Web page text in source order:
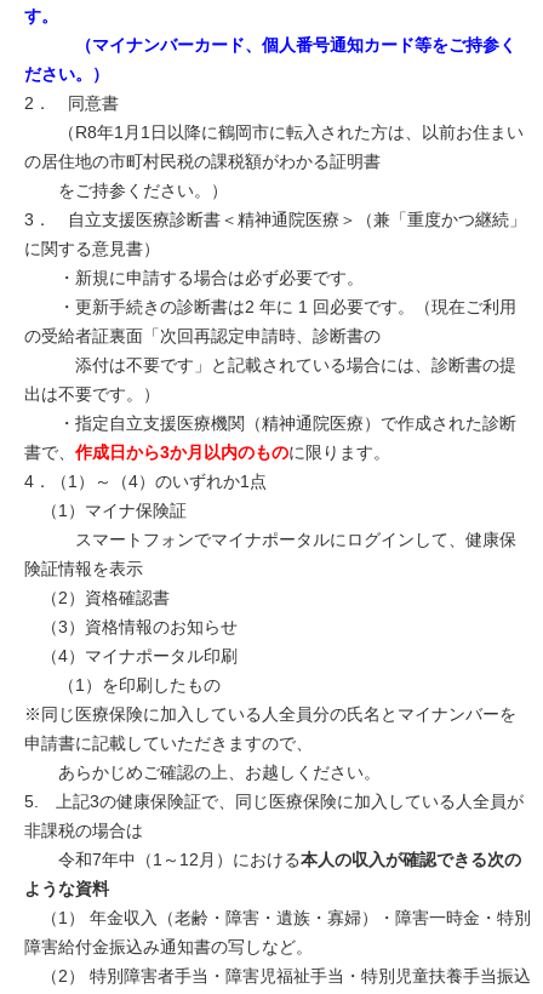
す。
（マイナンバーカード、個人番号通知カード等をご持参く
ださい。）
2． 同意書
（R8年1月1日以降に鶴岡市に転入された方は、以前お住まい
の居住地の市町村民税の課税額がわかる証明書
をご持参ください。）
3． 自立支援医療診断書＜精神通院医療＞（兼「重度かつ継続」
に関する意見書）
・新規に申請する場合は必ず必要です。
・更新手続きの診断書は2 年に 1 回必要です。（現在ご利用
の受給者証裏面「次回再認定申請時、診断書の
添付は不要です」と記載されている場合には、診断書の提
出は不要です。）
・指定自立支援医療機関（精神通院医療）で作成された診断
書で、 作成日から3か月以内のものに限ります。
4．（1）～（4）のいずれか1点
（1）マイナ保険証
スマートフォンでマイナポータルにログインして、健康保
険証情報を表示
（2）資格確認書
（3）資格情報のお知らせ
（4）マイナポータル印刷
（1）を印刷したもの
※同じ医療保険に加入している人全員分の氏名とマイナンバーを
申請書に記載していただきますので、
あらかじめご確認の上、お越しください。
5. 上記3の健康保険証で、同じ医療保険に加入している人全員が
非課税の場合は
令和7年中（1～12月）における本人の収入が確認できる次の
ような資料
（1） 年金収入（老齢・障害・遺族・寡婦）・障害一時金・特別
障害給付金振込み通知書の写しなど。
（2） 特別障害者手当・障害児福祉手当・特別児童扶養手当振込